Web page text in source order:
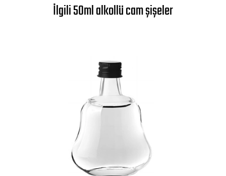
İlgili 50ml alkollü cam şişeler